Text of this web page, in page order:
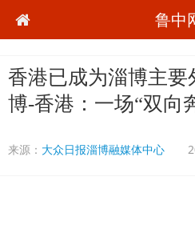
鲁中
香港已成为淄博主
博-香港：一场“双向
来源： 大众日报淄博融媒体中心